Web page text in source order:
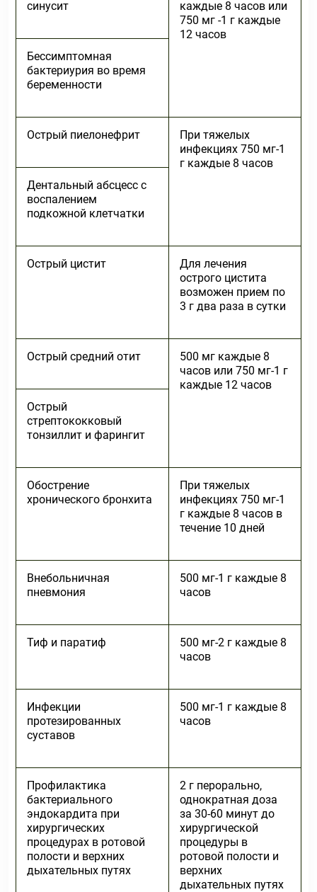
синусит
каждые 8 часов или
750 мг -1 г каждые
12 часов
Бессимптомная
бактериурия во время
беременности
Острый пиелонефрит
При тяжелых
инфекциях 750 мг-1
г каждые 8 часов
Дентальный абсцесс с
воспалением
подкожной клетчатки
Острый цистит
Для лечения
острого цистита
возможен прием по
3 г два раза в сутки
Острый средний отит
500 мг каждые 8
часов или 750 мг-1 г
каждые 12 часов
Острый
стрептококковый
тонзиллит и фарингит
Обострение
хронического бронхита
При тяжелых
инфекциях 750 мг-1
г каждые 8 часов в
течение 10 дней
Внебольничная
пневмония
500 мг-1 г каждые 8
часов
Тиф и паратиф
500 мг-2 г каждые 8
часов
Инфекции
протезированных
суставов
500 мг-1 г каждые 8
часов
Профилактика
бактериального
эндокардита при
хирургических
процедурах в ротовой
полости и верхних
дыхательных путях
2 г перорально,
однократная доза
за 30-60 минут до
хирургической
процедуры в
ротовой полости и
верхних
дыхательных путях